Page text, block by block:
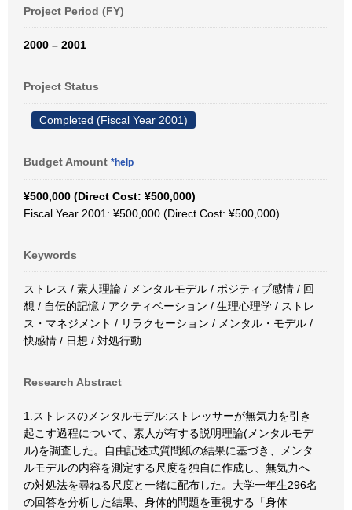
Project Period (FY)
2000 – 2001
Project Status
Completed (Fiscal Year 2001)
Budget Amount *help
¥500,000 (Direct Cost: ¥500,000)
Fiscal Year 2001: ¥500,000 (Direct Cost: ¥500,000)
Keywords
ストレス / 素人理論 / メンタルモデル / ポジティブ感情 / 回
想 / 自伝的記憶 / アクティベーション / 生理心理学 / ストレ
ス・マネジメント / リラクセーション / メンタル・モデル /
快感情 / 日想 / 対処行動
Research Abstract
1.ストレスのメンタルモデル:ストレッサーが無気力を引き
起こす過程について、素人が有する説明理論(メンタルモデ
ル)を調査した。自由記述式質問紙の結果に基づき、メンタ
ルモデルの内容を測定する尺度を独自に作成し、無気力へ
の対処法を尋ねる尺度と一緒に配布した。大学一年生296名
の回答を分析した結果、身体的問題を重視する「身体